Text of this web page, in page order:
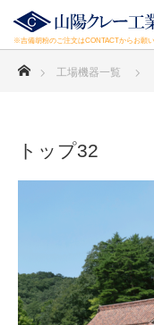
※吉備胡粉のご注文はCONTACTからお願
ホーム
工場機器一覧
トップ32